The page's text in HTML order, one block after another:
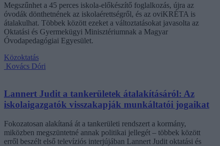
Megszűnhet a 45 perces iskola-előkészítő foglalkozás, újra az
óvodák dönthetnének az iskolaérettségről, és az oviKRÉTA is
átalakulhat. Többek között ezeket a változtatásokat javasolta az
Oktatási és Gyermekügyi Minisztériumnak a Magyar
Óvodapedagógiai Egyesület.
Közoktatás
Kovács Dóri
Lannert Judit a tankerületek átalakításáról: Az
iskolaigazgatók visszakapják munkáltatói jogaikat
Fokozatosan alakítaná át a tankerületi rendszert a kormány,
miközben megszüntetné annak politikai jellegét – többek között
erről beszélt első televíziós interjújában Lannert Judit oktatási és